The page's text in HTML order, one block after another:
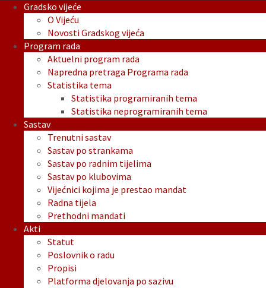
Gradsko vijeće
O Vijeću
Novosti Gradskog vijeća
Program rada
Aktuelni program rada
Napredna pretraga Programa rada
Statistika tema
Statistika programiranih tema
Statistika neprogramiranih tema
Sastav
Trenutni sastav
Sastav po strankama
Sastav po radnim tijelima
Sastav po klubovima
Vijećnici kojima je prestao mandat
Radna tijela
Prethodni mandati
Akti
Statut
Poslovnik o radu
Propisi
Platforma djelovanja po sazivu